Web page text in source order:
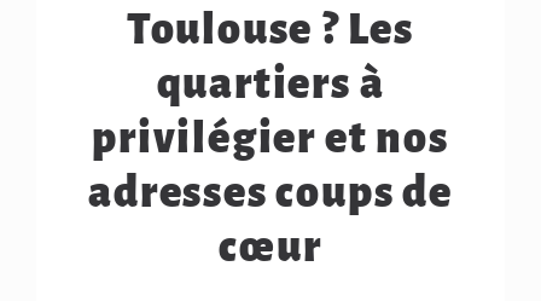
Toulouse ? Les
quartiers à
privilégier et nos
adresses coups de
cœur